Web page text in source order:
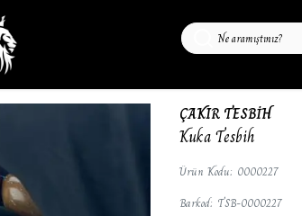
ÇAKIR TESBİH
Kuka Tesbih
Ürün Kodu: 0000227
Barkod: TSB-0000227